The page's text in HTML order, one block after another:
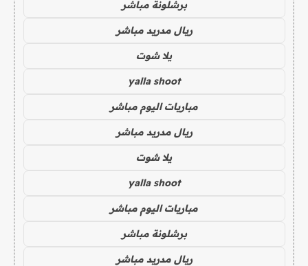
برشلونة مباشر
ريال مدريد مباشر
يلا شوت
yalla shoot
مباريات اليوم مباشر
ريال مدريد مباشر
يلا شوت
yalla shoot
مباريات اليوم مباشر
برشلونة مباشر
ريال مدريد مباشر